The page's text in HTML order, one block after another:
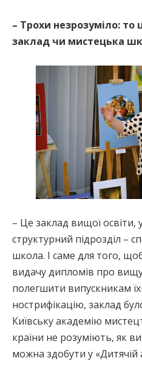
– Трохи незрозуміло:
заклад чи мистецька
– Це заклад вищої освіти,
структурний підрозділ –
школа. І саме для того,
видачу дипломів про
полегшити випускникам
нострифікацію, заклад
Київську академію
країни не розуміють, як
можна здобути у «Дитячій